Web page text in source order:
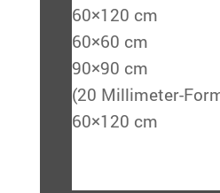
60×120 cm
60×60 cm
90×90 cm
(20 Millimeter-
60×120 cm